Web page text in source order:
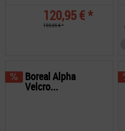
120,95 € *
159,95 € *
Boreal Alpha
Velcro...